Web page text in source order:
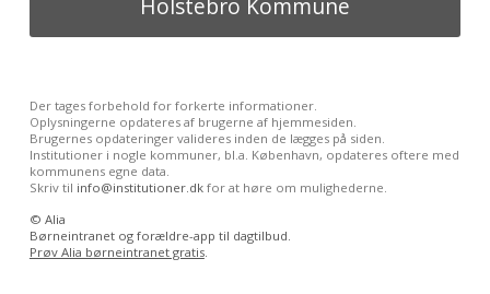
Der tages forbehold for forkerte informationer.
Oplysningerne opdateres af brugerne af hjemmesiden.
Brugernes opdateringer valideres inden de lægges på siden.
Institutioner i nogle kommuner, bl.a. København, opdateres oftere med
kommunens egne data.
Skriv til info@institutioner.dkfor at høre om mulighederne.
© Alia
Børneintranet og forældre-app til dagtilbud.
Prøv Alia børneintranet gratis.